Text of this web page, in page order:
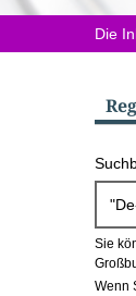
hier:Die
S
u
c
h
b
Sie
Wenn